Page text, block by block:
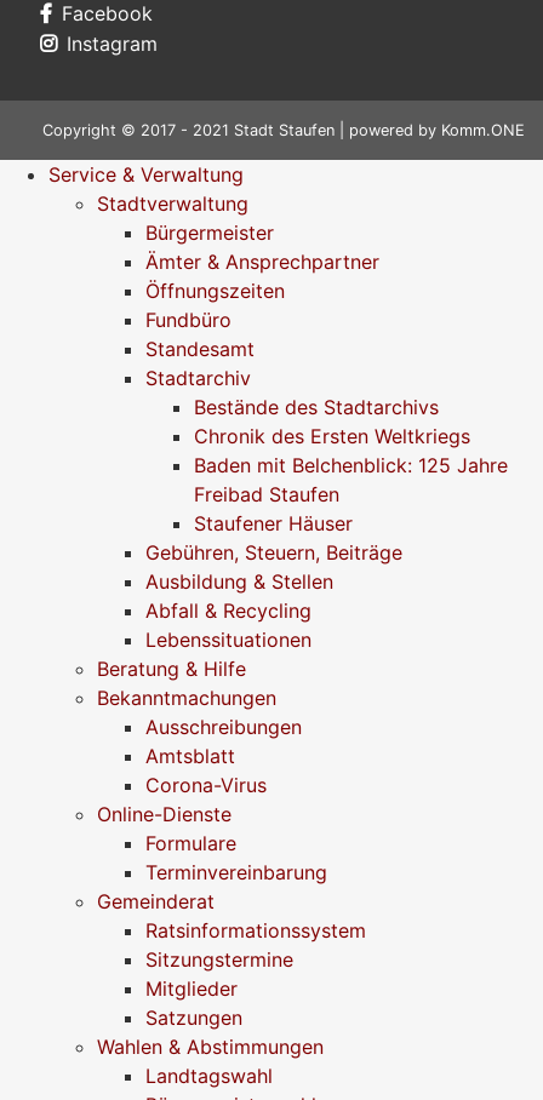
Facebook
Instagram
Copyright © 2017 - 2021 Stadt Staufen | powered by Komm.ONE
Service & Verwaltung
Stadtverwaltung
Bürgermeister
Ämter & Ansprechpartner
Öffnungszeiten
Fundbüro
Standesamt
Stadtarchiv
Bestände des Stadtarchivs
Chronik des Ersten Weltkriegs
Baden mit Belchenblick: 125 Jahre
Freibad Staufen
Staufener Häuser
Gebühren, Steuern, Beiträge
Ausbildung & Stellen
Abfall & Recycling
Lebenssituationen
Beratung & Hilfe
Bekanntmachungen
Ausschreibungen
Amtsblatt
Corona-Virus
Online-Dienste
Formulare
Terminvereinbarung
Gemeinderat
Ratsinformationssystem
Sitzungstermine
Mitglieder
Satzungen
Wahlen & Abstimmungen
Landtagswahl